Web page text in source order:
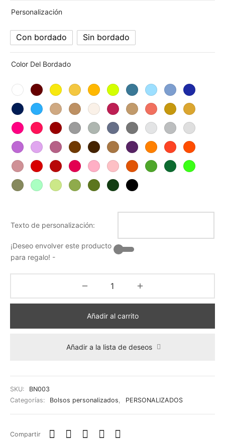
Personalización
Con bordado Sin bordado
Color Del Bordado
Texto de personalización:
¡Deseo envolver este producto
para regalo! -
Añadir al carrito
Añadir a la lista de deseos
SKU:
BN003
Categorías:
Bolsos personalizados, PERSONALIZADOS
Compartir